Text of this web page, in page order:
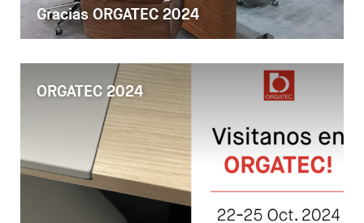
Gracias ORGATEC 2024
ORGATEC 2024